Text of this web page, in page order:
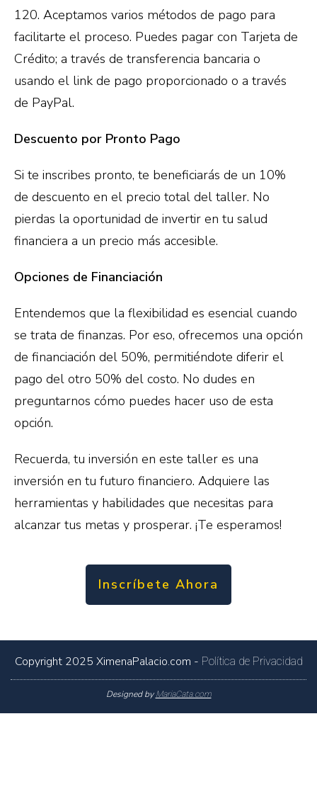
120. Aceptamos varios métodos de pago para
facilitarte el proceso. Puedes pagar con Tarjeta de
Crédito; a través de transferencia bancaria o
usando el link de pago proporcionado o a través
de PayPal.
Descuento por Pronto Pago
Si te inscribes pronto, te beneficiarás de un 10%
de descuento en el precio total del taller. No
pierdas la oportunidad de invertir en tu salud
financiera a un precio más accesible.
Opciones de Financiación
Entendemos que la flexibilidad es esencial cuando
se trata de finanzas. Por eso, ofrecemos una opción
de financiación del 50%, permitiéndote diferir el
pago del otro 50% del costo. No dudes en
preguntarnos cómo puedes hacer uso de esta
opción.
Recuerda, tu inversión en este taller es una
inversión en tu futuro financiero. Adquiere las
herramientas y habilidades que necesitas para
alcanzar tus metas y prosperar. ¡Te esperamos!
Inscríbete Ahora
Copyright 2025 XimenaPalacio.com - Política de Privacidad
Designed by MariaCata.com